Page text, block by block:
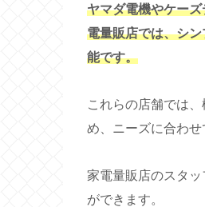
ヤマダ電機やケー
電量販店では、シ
能です。
これらの店舗では
め、ニーズに合わせ
家電量販店のスタ
ができます。